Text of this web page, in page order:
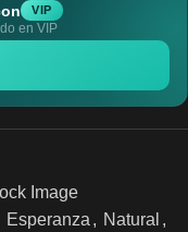
VIP
en VIP
Image
Esperanza , Natural ,